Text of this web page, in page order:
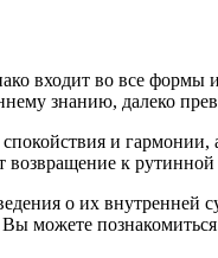
входит во все
знанию, далеко
и
возвращение к
о их
можете